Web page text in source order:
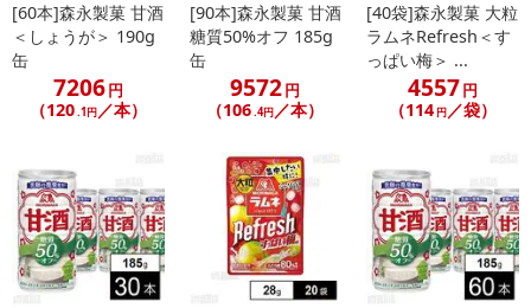
[60本]森永製菓 甘酒
＜しょうが＞ 190g
缶
7206円
（120.1円／本）
[90本]森永製菓 甘酒
糖質50%オフ 185g
缶
9572円
（106.4円／本）
[40袋]森永製菓 大粒
ラムネRefresh＜す
っぱい梅＞ ...
4557円
（114 円／袋）